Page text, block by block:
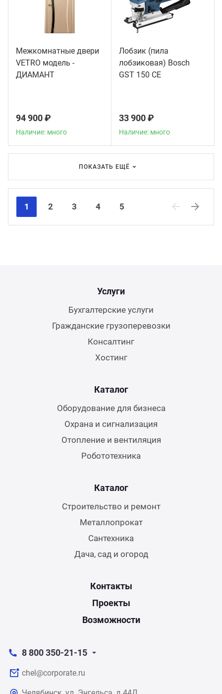
Межкомнатные двери
VETRO модель -
ДИАМАНТ
94 900 ₽
Наличие: много
Лобзик (пила
лобзиковая) Bosch
GST 150 CE
33 900 ₽
Наличие: много
ПОКАЗАТЬ ЕЩЁ
1 2 3 4
5
Услуги
Бухгалтерские услуги
Гражданские грузоперевозки
Консалтинг
Хостинг
Каталог
Оборудование для бизнеса
Охрана и сигнализация
Отопление и вентиляция
Робототехника
Каталог
Строительство и ремонт
Металлопрокат
Сантехника
Дача, сад и огород
Контакты
Проекты
Возможности
8 800 350-21-15
chel@corporate.ru